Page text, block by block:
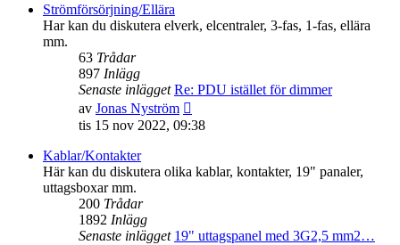
inlägget
Strömförsörjning/Ellära
Har kan du diskutera elverk, elcentraler, 3-fas, 1-fas, ellära
mm.
63 Trådar
897 Inlägg
Senaste inlägget Re: PDU istället för dimmer
av Jonas Nyström
till
inlägget
tis 15 nov 2022, 09:38
Kablar/Kontakter
Här kan du diskutera olika kablar, kontakter, 19" panaler,
uttagsboxar mm.
200 Trådar
1892 Inlägg
Senaste inlägget 19" uttagspanel med 3G2,5 mm2…